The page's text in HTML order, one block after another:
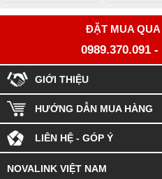
ĐẶT MUA
0989.370.091 -
GIỚI THIỆU
HƯỚNG DẪN MUA HÀNG
LIÊN HỆ - GÓP Ý
NOVALINK VIỆT NAM